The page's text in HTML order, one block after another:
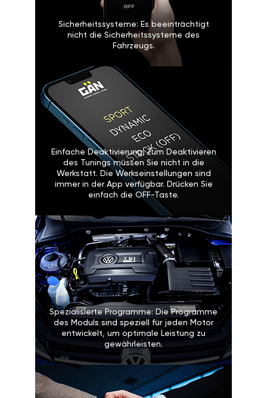
Sicherheitssysteme: Es beeinträchtigt
nicht die Sicherheitssysteme des
Fahrzeugs.
Einfache Deaktivierung: Zum Deaktivieren
des Tunings müssen Sie nicht in die
Werkstatt. Die Werkseinstellungen sind
immer in der App verfügbar. Drücken Sie
einfach die OFF-Taste.
Spezialisierte Programme: Die Programme
des Moduls sind speziell für jeden Motor
entwickelt, um optimale Leistung zu
gewährleisten.